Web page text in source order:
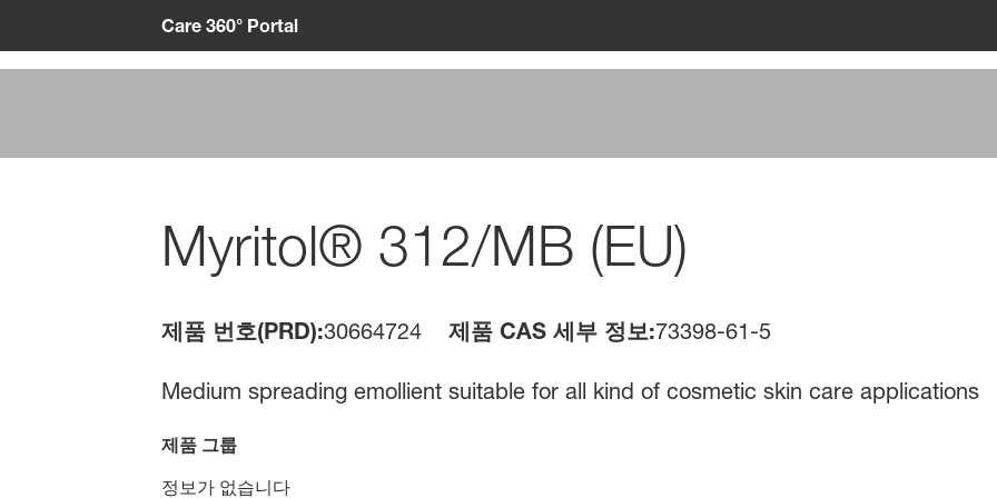
Care 360° Portal
Myritol® 312/MB (EU)
제품 번호(PRD):30664724 제품 CAS 세부 정보:73398-61-5
Medium spreading emollient suitable for all kind of cosmetic skin care applications
제품 그룹
정보가 없습니다